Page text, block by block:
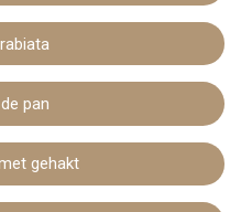
pan
gehakt